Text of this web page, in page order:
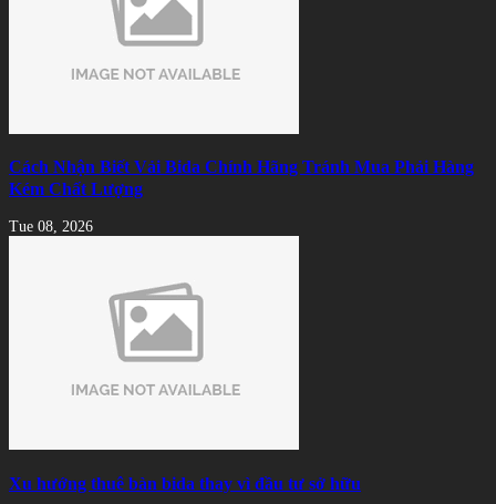
Cách Nhận Biết Vải Bida Chính Hãng Tránh Mua Phải Hàng
Kém Chất Lượng
Tue 08, 2026
Xu hướng thuê bàn bida thay vì đầu tư sở hữu